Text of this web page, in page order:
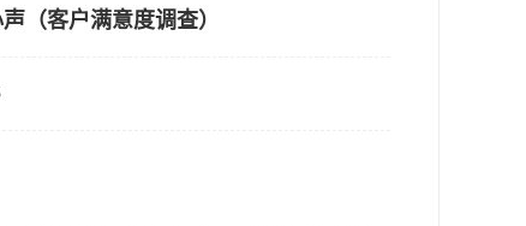
（客户满意度调查）